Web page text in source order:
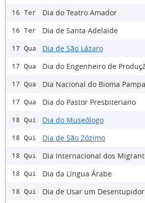
16 Ter Dia do Teatro Amador
16 Ter Dia de Santa Adelaide
17 Qua Dia de São Lázaro
17 Qua Dia do Engenheiro de
17 Qua Dia Nacional do Bioma Pampa
17 Qua Dia do Pastor Presbiteriano
18 Qui Dia do Museólogo
18 Qui Dia de São Zózimo
18 Qui Dia Internacional dos
18 Qui Dia da Língua Árabe
18 Qui Dia de Usar um